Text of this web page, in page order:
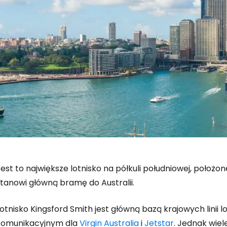
to największe lotnisko na półkuli południowej,
główną bramę do Australii.
Kingsford Smith jest główną bazą krajowych linii
dlaVirgin AustraliaiJetstar. Jednak